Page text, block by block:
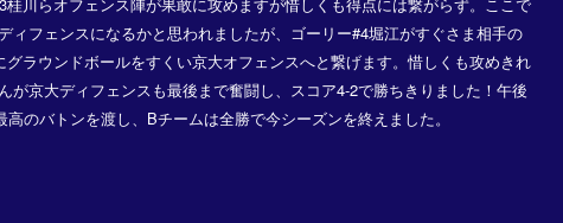
ィフェンスになるかと思われましたが、ゴーリー#4堀江がすぐさま相手の
ラウンドボールをすくい京大オフェンスへと繋げます。惜しくも攻めきれ
が京大ディフェンスも最後まで奮闘し、スコア4-2で勝ちきりました！午後
のバトンを渡し、Bチームは全勝で今シーズンを終えました。